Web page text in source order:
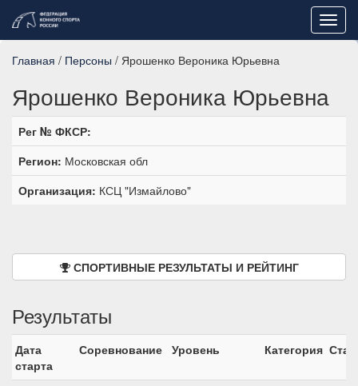
Главная / Персоны / Ярошенко Вероника Юрьевна
Ярошенко Вероника Юрьевна
Рег № ФКСР:
Регион: Московская обл
Организация: КСЦ "Измайлово"
СПОРТИВНЫЕ РЕЗУЛЬТАТЫ И РЕЙТИНГ
Результаты
Дата
старта
Соревнование Уровень Категория